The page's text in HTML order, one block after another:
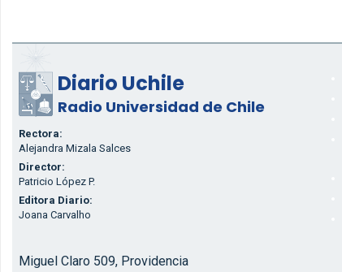
Diario Uchile
Radio Universidad de Chile
Rectora:
Alejandra Mizala Salces
Director:
Patricio López P.
Editora Diario:
Joana Carvalho
Miguel Claro 509, Providencia